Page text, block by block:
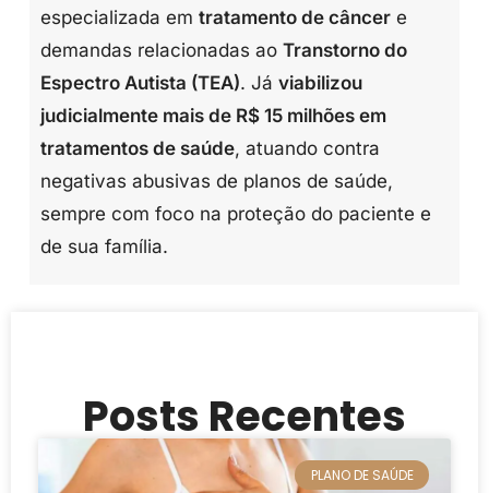
especializada em tratamento de câncer e
demandas relacionadas ao Transtorno do
Espectro Autista (TEA). Já viabilizou
judicialmente mais de R$ 15 milhões em
tratamentos de saúde, atuando contra
negativas abusivas de planos de saúde,
sempre com foco na proteção do paciente e
de sua família.
Posts Recentes
PLANO DE SAÚDE